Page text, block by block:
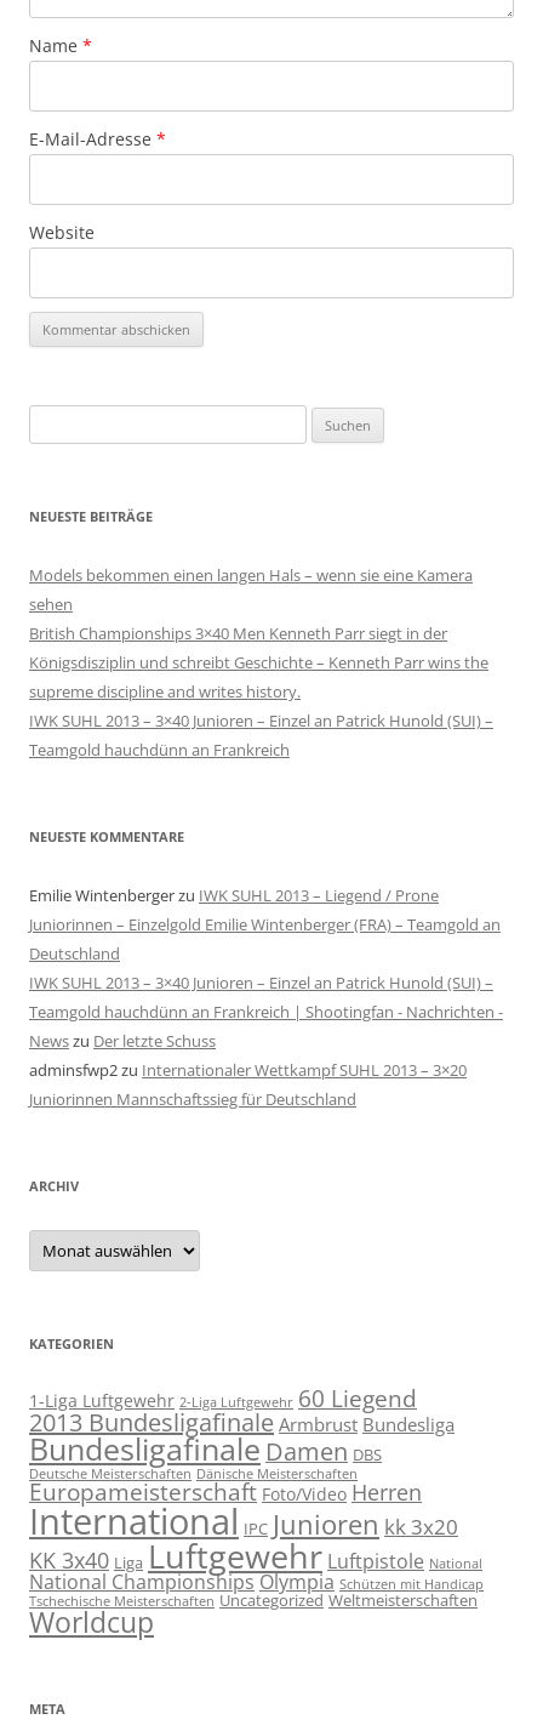
Name *
E-Mail-Adresse *
Website
nach:
NEUESTE BEITRÄGE
Models bekommen einen langen Hals – wenn sie eine Kamera
sehen
British Championships 3×40 Men Kenneth Parr siegt in der
Königsdisziplin und schreibt Geschichte – Kenneth Parr wins the
supreme discipline and writes history.
IWK SUHL 2013 – 3×40 Junioren – Einzel an Patrick Hunold (SUI) –
Teamgold hauchdünn an Frankreich
NEUESTE KOMMENTARE
Emilie Wintenbergerzu IWK SUHL 2013 – Liegend / Prone
Juniorinnen – Einzelgold Emilie Wintenberger (FRA) – Teamgold an
Deutschland
IWK SUHL 2013 – 3×40 Junioren – Einzel an Patrick Hunold (SUI) –
Teamgold hauchdünn an Frankreich | Shootingfan - Nachrichten -
Newszu Der letzte Schuss
adminsfwp2zu Internationaler Wettkampf SUHL 2013 – 3×20
Juniorinnen Mannschaftssieg für Deutschland
ARCHIV
Archiv
KATEGORIEN
1-Liga Luftgewehr 2-Liga Luftgewehr 60 Liegend
2013 BundesligafinaleArmbrust Bundesliga
Bundesligafinale Damen DBS
Deutsche Meisterschaften Dänische Meisterschaften
Europameisterschaft Foto/Video Herren
International IPC Junioren kk 3x20
KK 3x40 Liga Luftgewehr Luftpistole National
National ChampionshipsOlympia Schützen mit Handicap
Tschechische Meisterschaften Uncategorized Weltmeisterschaften
Worldcup
META